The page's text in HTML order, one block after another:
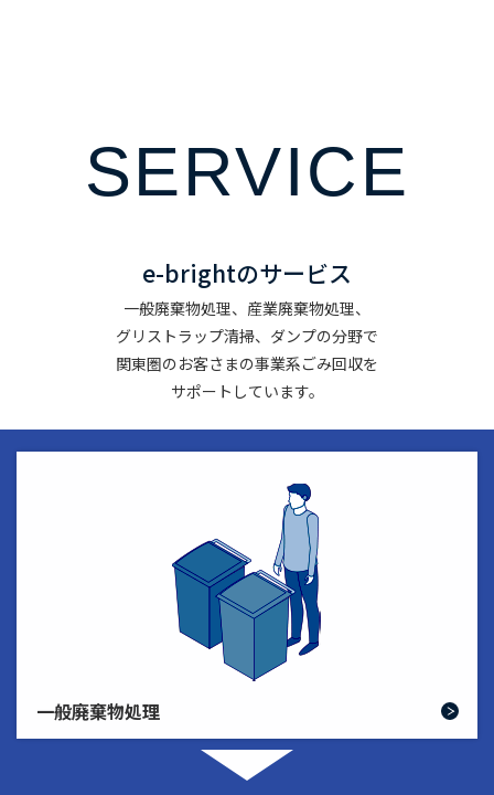
SERVICE
e-brightのサービス
一般廃棄物処理、産業廃棄物処理、
グリストラップ清掃、ダンプの分野で
関東圏のお客さまの事業系ごみ回収を
サポートしています。
一般廃棄物処理